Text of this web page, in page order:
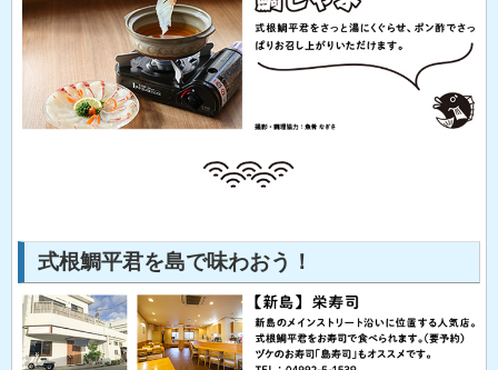
式根鯛平君を島で味わおう！